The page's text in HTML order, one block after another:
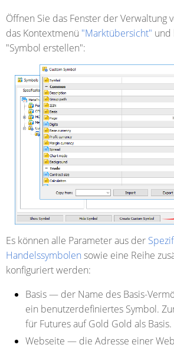
Öffnen Sie das Fenster der Verwaltung
das Kontextmenü "Marktübersicht" und
"Symbol erstellen":
Es können alle Parameter aus der
Handelssymbolen sowie eine Reihe
konfiguriert werden:
Basis— der Name des Basis-
ein benutzerdefiniertes Symbol.
für Futures auf Gold Gold als Basis.
Webseite — die Adresse einer